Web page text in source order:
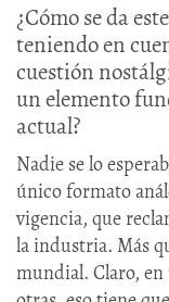
¿Cómo se da
teniendo en
cuestión
un elemento
actual?
Nadie se lo
único formato
vigencia, que
la industria. Más
mundial. Claro, en